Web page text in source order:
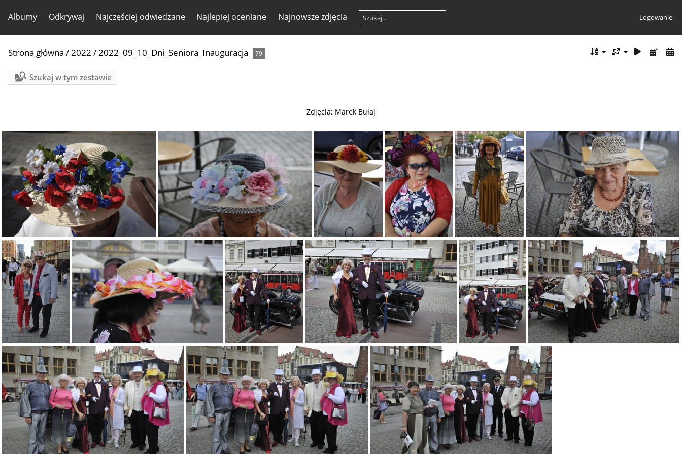
Albumy Odkrywaj Najczęściej odwiedzane Najlepiej oceniane Najnowsze zdjęcia Logowanie
Strona główna /2022 /2022_09_10_Dni_Seniora_Inauguracja 79
Szukaj w tym zestawie
Zdjęcia: Marek Bułaj
222 (1) 222 (5) 222 (8) 222 (9) 222 (11) 222 (14)
222 (15) 222 (16) 222 (17) 222 (19) 222 (20)